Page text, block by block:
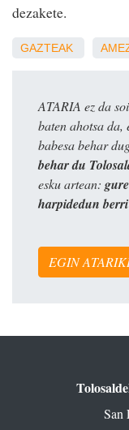
dezakete.
GAZTEAK
ATARIA ez da
baten ahotsa da,
babesa behar
behar du
esku artean:
harpidedun berri
EGIN
San